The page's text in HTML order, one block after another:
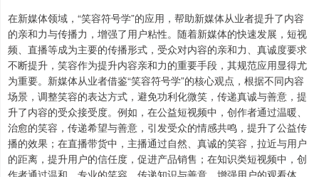
在新媒体领域，“笑容符号学”的应用，帮助新媒体从业者提升了内容
的亲和力与传播力，增强了用户粘性。随着新媒体的快速发展，短视
频、直播等成为主要的传播形式，受众对内容的亲和力、真诚度要求
不断提升，笑容作为提升内容亲和力的重要手段，其规范应用显得尤
为重要。新媒体从业者借鉴“笑容符号学”的核心观点，根据不同内容
场景，调整笑容的表达方式，避免功利化微笑，传递真诚与善意，提
升了内容的受众接受度。例如，在公益短视频中，创作者通过温暖、
治愈的笑容，传递希望与善意，引发受众的情感共鸣，提升了公益传
播的效果；在直播带货中，主播通过自然、真诚的笑容，拉近与用户
的距离，提升用户的信任度，促进产品销售；在知识类短视频中，创